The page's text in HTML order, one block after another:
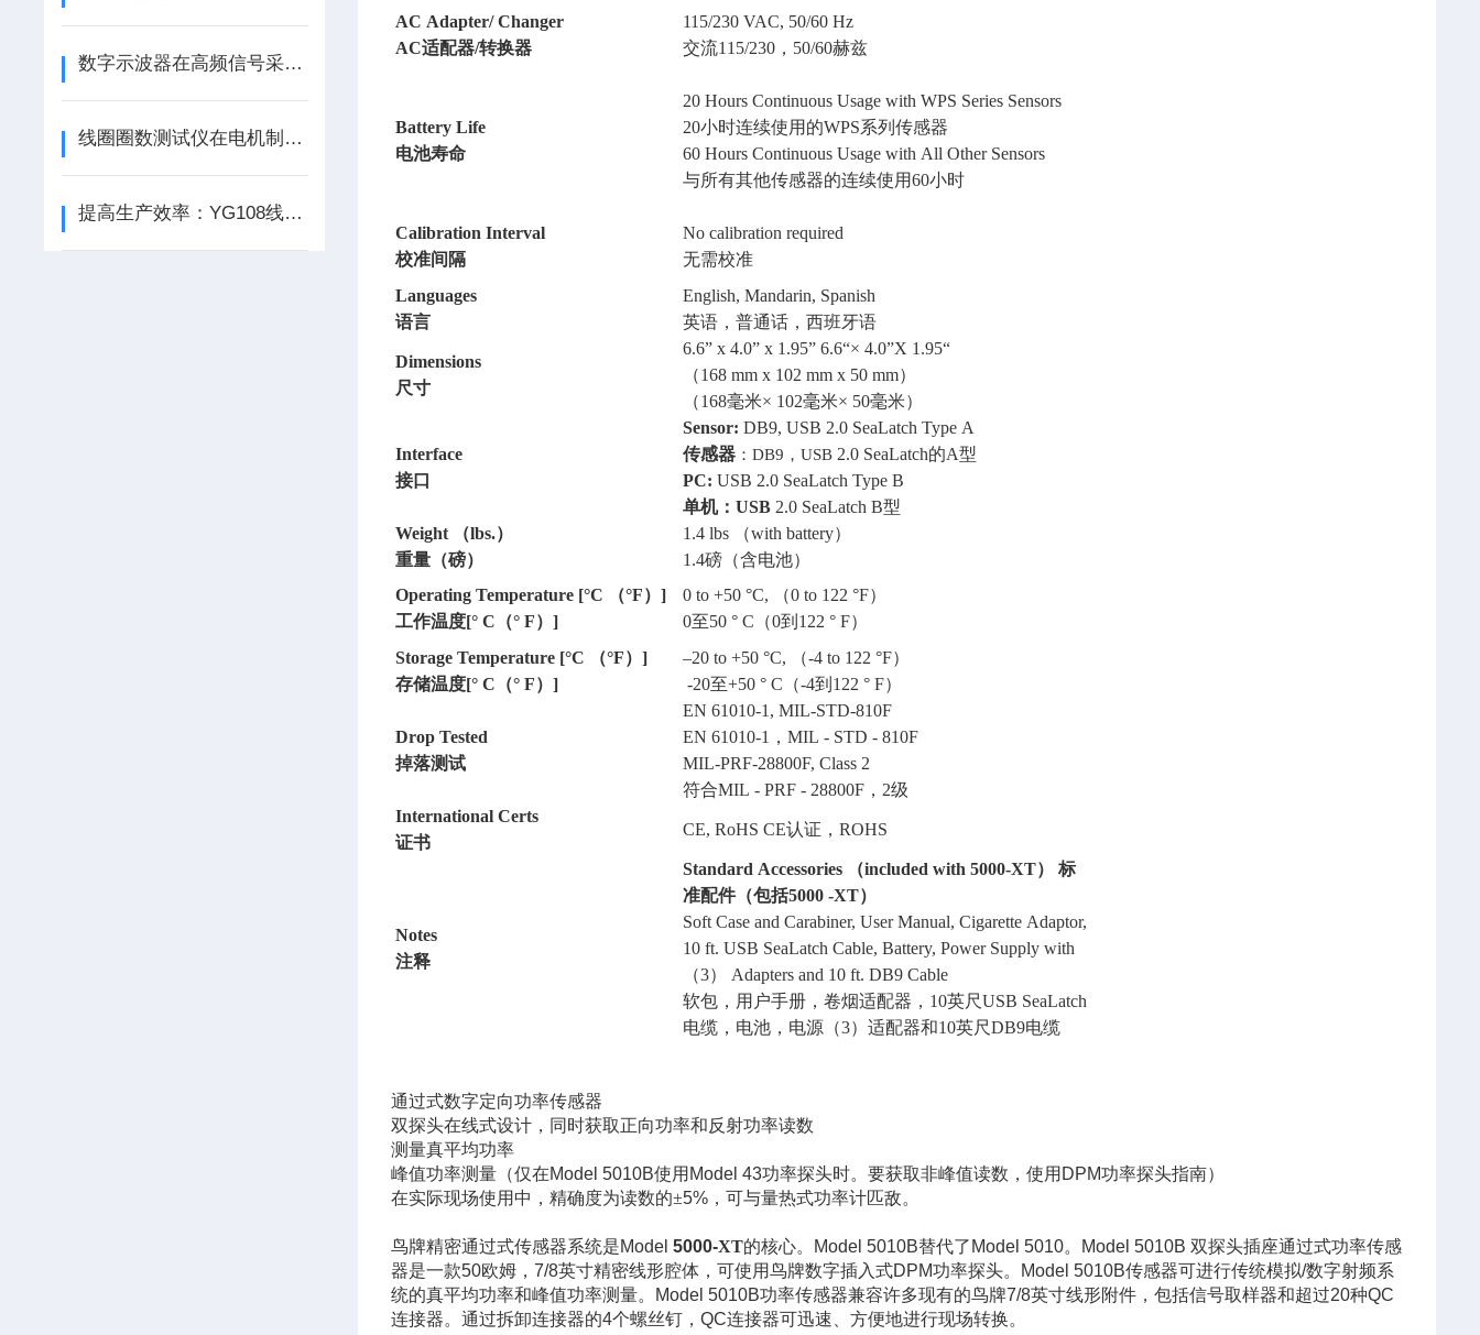
AC Adapter/ Changer
AC适配器/转换器
115/230 VAC, 50/60 Hz
交流115/230， 50/60赫兹
Battery Life
电池寿命
20 Hours Continuous Usage with WPS Series Sensors
20小时连续使用的WPS系列传感器
60 Hours Continuous Usage with All Other Sensors
与所有其他传感器的连续使用60小时
Calibration Interval
校准间隔
No calibration required
无需校准
Languages
语言
English, Mandarin, Spanish
英语，普通话，西班牙语
Dimensions
尺寸
6.6” x 4.0” x 1.95” 6.6“× 4.0”X 1.95“
（168 mm x 102 mm x 50 mm）
（168毫米× 102毫米× 50毫米）
Interface
接口
Sensor: DB9, USB 2.0 SeaLatch Type A
传感器： DB9 ， USB2.0 SeaLatch的A型
PC: USB 2.0 SeaLatch Type B
单机： USB2.0 SeaLatch B型
Weight （lbs.）
重量（磅）
1.4 lbs （with battery）
1.4磅（含电池）
Operating Temperature [°C （°F）]
工作温度[° C （° F） ]
0 to +50 °C, （0 to 122 °F）
0至50 ° C （0到 122 ° F）
Storage Temperature [°C （°F）]
存储温度[° C （° F） ]
–20 to +50 °C, （-4 to 122 °F）
-20至+50 ° C （-4到 122 ° F）
Drop Tested
掉落测试
EN 61010-1, MIL-STD-810F
EN 61010-1 ， MIL - STD - 810F
MIL-PRF-28800F, Class 2
符合MIL - PRF - 28800F， 2级
International Certs
证书
CE, RoHS CE认证， ROHS
Notes
注释
Standard Accessories （included with 5000-XT）
标
准配件（包括5000 -XT）
Soft Case and Carabiner, User Manual, Cigarette Adaptor,
10 ft. USB SeaLatch Cable, Battery, Power Supply with
（3） Adapters and 10 ft. DB9 Cable
软包，用户手册，卷烟适配器， 10英尺USB SeaLatch
电缆，电池，电源（3）适配器和10英尺DB9电缆
通过式数字定向功率传感器
双探头在线式设计，同时获取正向功率和反射功率读数
测量真平均功率
峰值功率测量（仅在Model 5010B使用 Model 43功率探头时。要获取非峰值读数，使用 DPM功率探头指南）
在实际现场使用中，精确度为读数的±5% ，可与量热式功率计匹敌。
鸟牌精密通过式传感器系统是Model5000-XT的核心。 Model 5010B替代了 Model 5010。 Model 5010B双探头插座通过式功率传感
器是一款50欧姆，7/8英寸精密线形腔体，可使用鸟牌数字插入式DPM功率探头。 Model 5010B传感器可进行传统模拟/数字射频系
统的真平均功率和峰值功率测量。 Model 5010B功率传感器兼容许多现有的鸟牌7/8英寸线形附件，包括信号取样器和超过20种QC
连接器。通过拆卸连接器的4个螺丝钉，QC连接器可迅速、方便地进行现场转换。
数字示波器在高频信号采集中的应用
线圈圈数测试仪在电机制造中的关键作用
提高生产效率：YG108线圈圈数测试量仪的应用与创新